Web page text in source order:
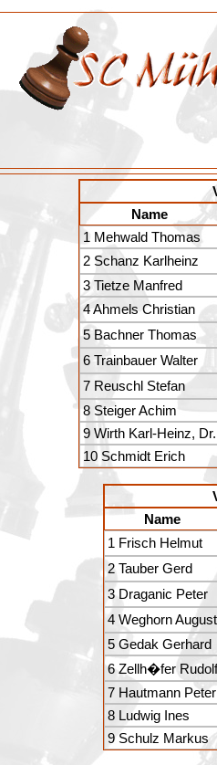
Name
1 Mehwald Thomas
2 Schanz Karlheinz
3 Tietze Manfred
4 Ahmels Christian
5 Bachner Thomas
6 Trainbauer Walter
7 Reuschl Stefan
8 Steiger Achim
9 Wirth Karl-Heinz, Dr.
10 Schmidt Erich
Name
1 Frisch Helmut
2 Tauber Gerd
3 Draganic Peter
4 Weghorn August
5 Gedak Gerhard
6 Zellh�fer Rudolf
7 Hautmann Peter
8 Ludwig Ines
9 Schulz Markus